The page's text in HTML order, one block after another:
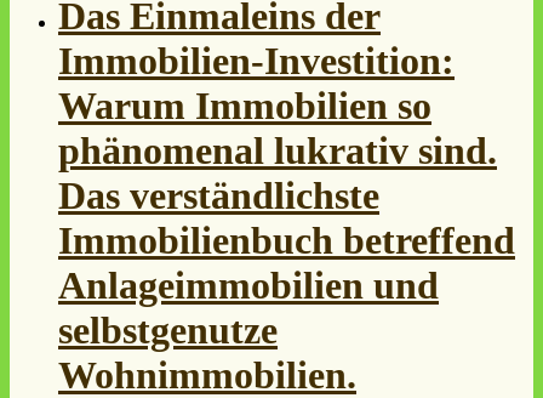
Das Einmaleins der
Immobilien-Investition:
Warum Immobilien so
phänomenal lukrativ sind.
Das verständlichste
Immobilienbuch betreffend
Anlageimmobilien und
selbstgenutze
Wohnimmobilien.